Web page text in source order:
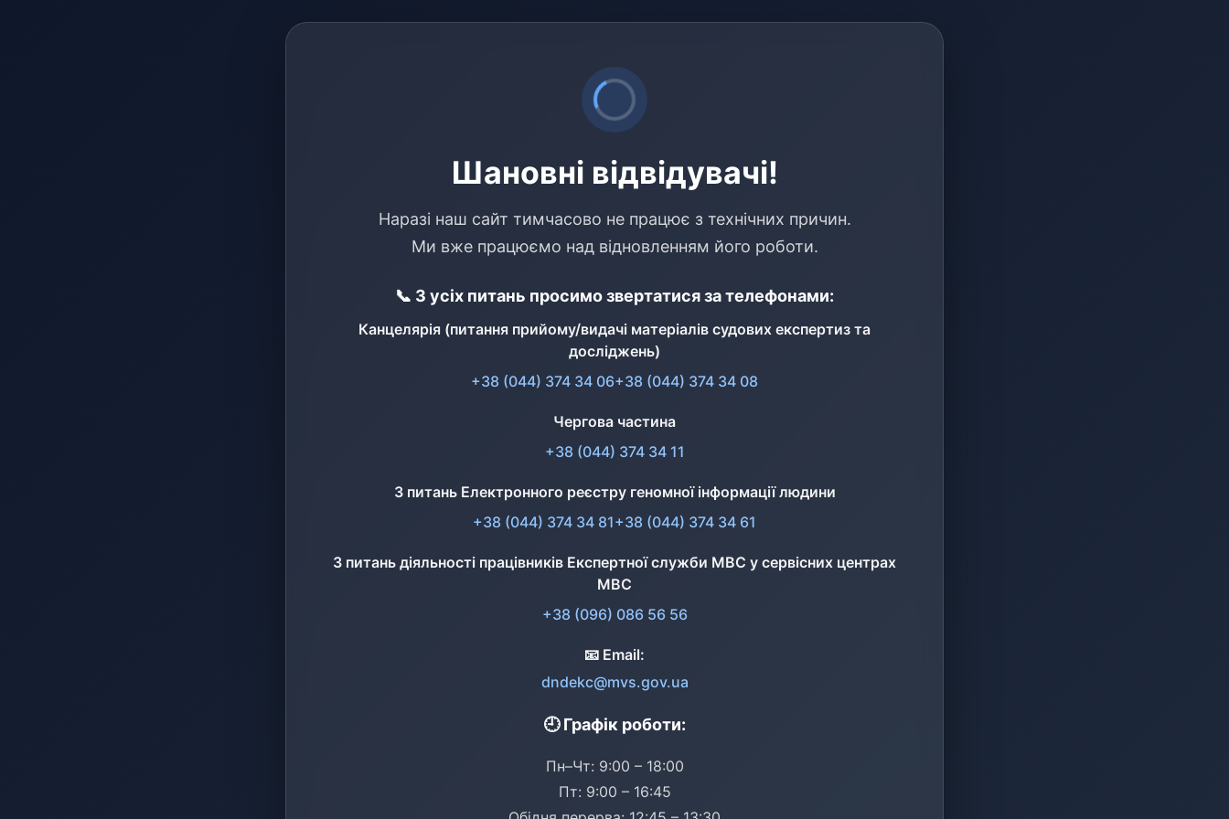
Шановні відвідувачі!
Наразі наш сайт тимчасово не працює з технічних причин.
Ми вже працюємо над відновленням його роботи.
📞 З усіх питань просимо звертатися за телефонами:
Канцелярія (питання прийому/видачі матеріалів судових експертиз та
досліджень)
+38 (044) 374 34 06+38 (044) 374 34 08
Чергова частина
+38 (044) 374 34 11
З питань Електронного реєстру геномної інформації людини
+38 (044) 374 34 81+38 (044) 374 34 61
З питань діяльності працівників Експертної служби МВС у сервісних центрах
МВС
+38 (096) 086 56 56
📧 Email:
dndekc@mvs.gov.ua
🕘 Графік роботи:
Пн–Чт: 9:00 – 18:00
Пт: 9:00 – 16:45